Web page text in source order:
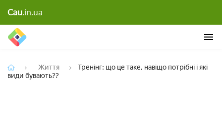
Cau.in.uaбувають??
Життя
Тренінг: що це таке, навіщо потрібні і які
види бувають??